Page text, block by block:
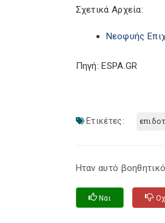
Σχετικά Αρχεία:
Νεοφυής
Πηγή: ESPA.GR
Ετικέτες:
Ηταν αυτό
Ναι